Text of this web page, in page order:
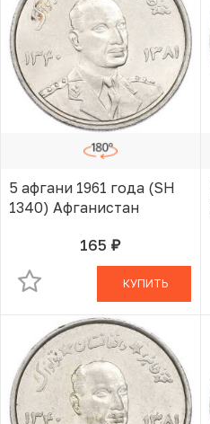
5 афгани 1961 года (SH
1340) Афганистан
165 руб.В КОРЗИНЕ
КУПИТЬ